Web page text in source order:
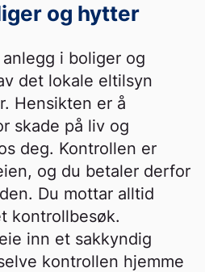
og hytter
i boliger og
det lokale eltilsyn
Hensikten er å
skade på liv og
deg. Kontrollen er
og du betaler derfor
Du mottar alltid
kontrollbesøk.
inn et sakkyndig
kontrollen hjemme